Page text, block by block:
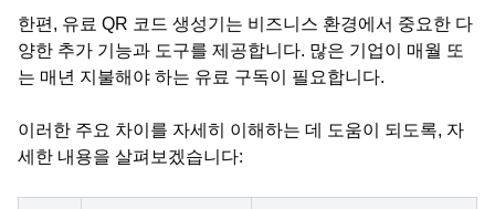
한편, 유료 QR 코드 생성기는 비즈니스 환경에서 중요한 다
양한 추가 기능과 도구를 제공합니다. 많은 기업이 매월 또
는 매년 지불해야 하는 유료 구독이 필요합니다.
이러한 주요 차이를 자세히 이해하는 데 도움이 되도록, 자
세한 내용을 살펴보겠습니다: